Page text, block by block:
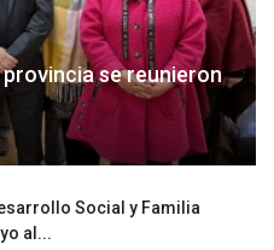
se reunieron
Social y Familia
al...